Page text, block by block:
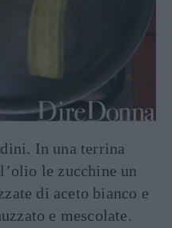
In una terrina
le zucchine un
di aceto bianco e
e mescolate.